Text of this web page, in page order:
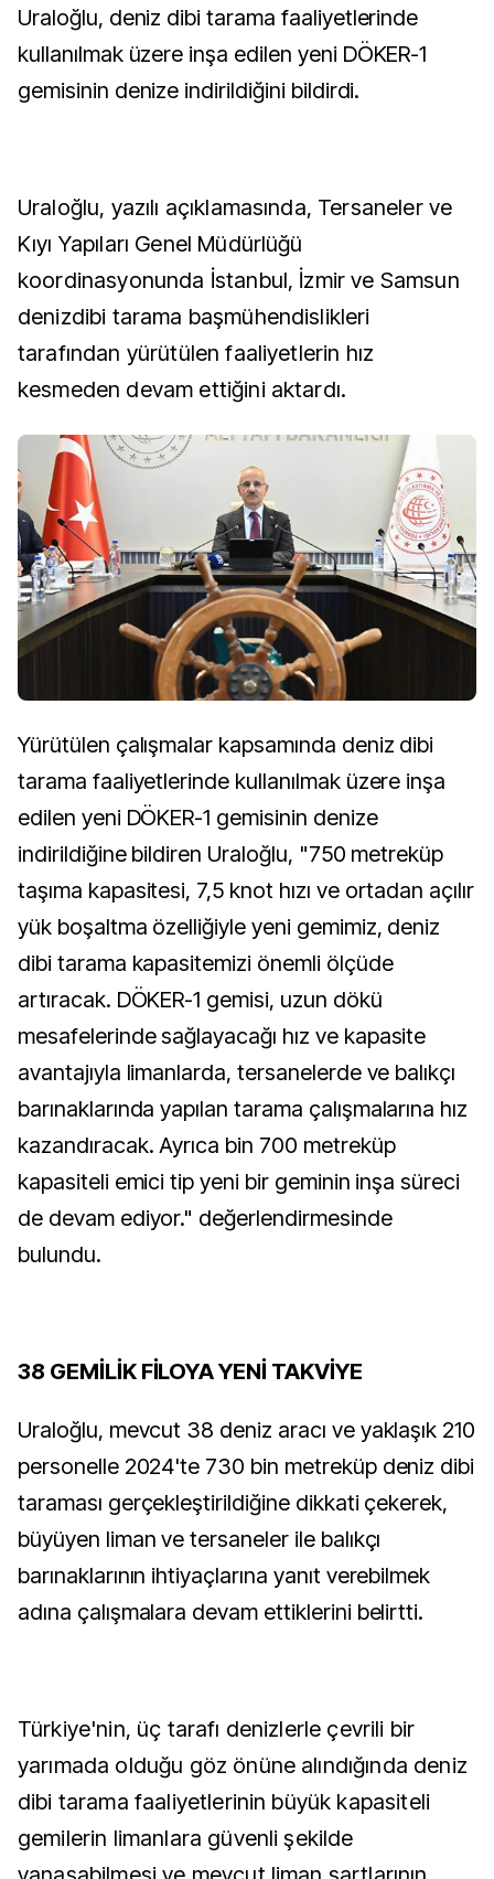
Uraloğlu, deniz dibi tarama faaliyetlerinde
kullanılmak üzere inşa edilen yeni DÖKER-1
gemisinin denize indirildiğini bildirdi.
Uraloğlu, yazılı açıklamasında, Tersaneler ve
Kıyı Yapıları Genel Müdürlüğü
koordinasyonunda İstanbul, İzmir ve Samsun
denizdibi tarama başmühendislikleri
tarafından yürütülen faaliyetlerin hız
kesmeden devam ettiğini aktardı.
Yürütülen çalışmalar kapsamında deniz dibi
tarama faaliyetlerinde kullanılmak üzere inşa
edilen yeni DÖKER-1 gemisinin denize
indirildiğine bildiren Uraloğlu, "750 metreküp
taşıma kapasitesi, 7,5 knot hızı ve ortadan açılır
yük boşaltma özelliğiyle yeni gemimiz, deniz
dibi tarama kapasitemizi önemli ölçüde
artıracak. DÖKER-1 gemisi, uzun dökü
mesafelerinde sağlayacağı hız ve kapasite
avantajıyla limanlarda, tersanelerde ve balıkçı
barınaklarında yapılan tarama çalışmalarına hız
kazandıracak. Ayrıca bin 700 metreküp
kapasiteli emici tip yeni bir geminin inşa süreci
de devam ediyor." değerlendirmesinde
bulundu.
38 GEMİLİK FİLOYA YENİ TAKVİYE
Uraloğlu, mevcut 38 deniz aracı ve yaklaşık 210
personelle 2024'te 730 bin metreküp deniz dibi
taraması gerçekleştirildiğine dikkati çekerek,
büyüyen liman ve tersaneler ile balıkçı
barınaklarının ihtiyaçlarına yanıt verebilmek
adına çalışmalara devam ettiklerini belirtti.
Türkiye'nin, üç tarafı denizlerle çevrili bir
yarımada olduğu göz önüne alındığında deniz
dibi tarama faaliyetlerinin büyük kapasiteli
gemilerin limanlara güvenli şekilde